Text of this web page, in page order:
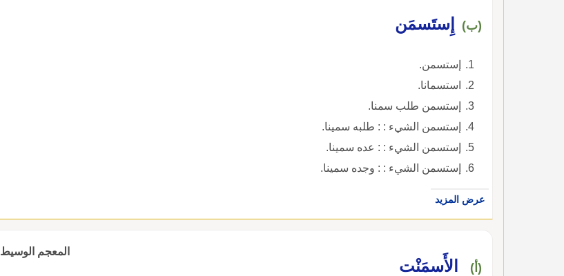
(ب) إِستَسمَن
إستسمن.
استسمانا.
إستسمن طلب سمنا.
إستسمن الشيء : : طلبه سمينا.
إستسمن الشيء : : عده سمينا.
إستسمن الشيء : : وجده سمينا.
عرض المزيد
المعجم الوسيط
(أ) الأَسمَنْت